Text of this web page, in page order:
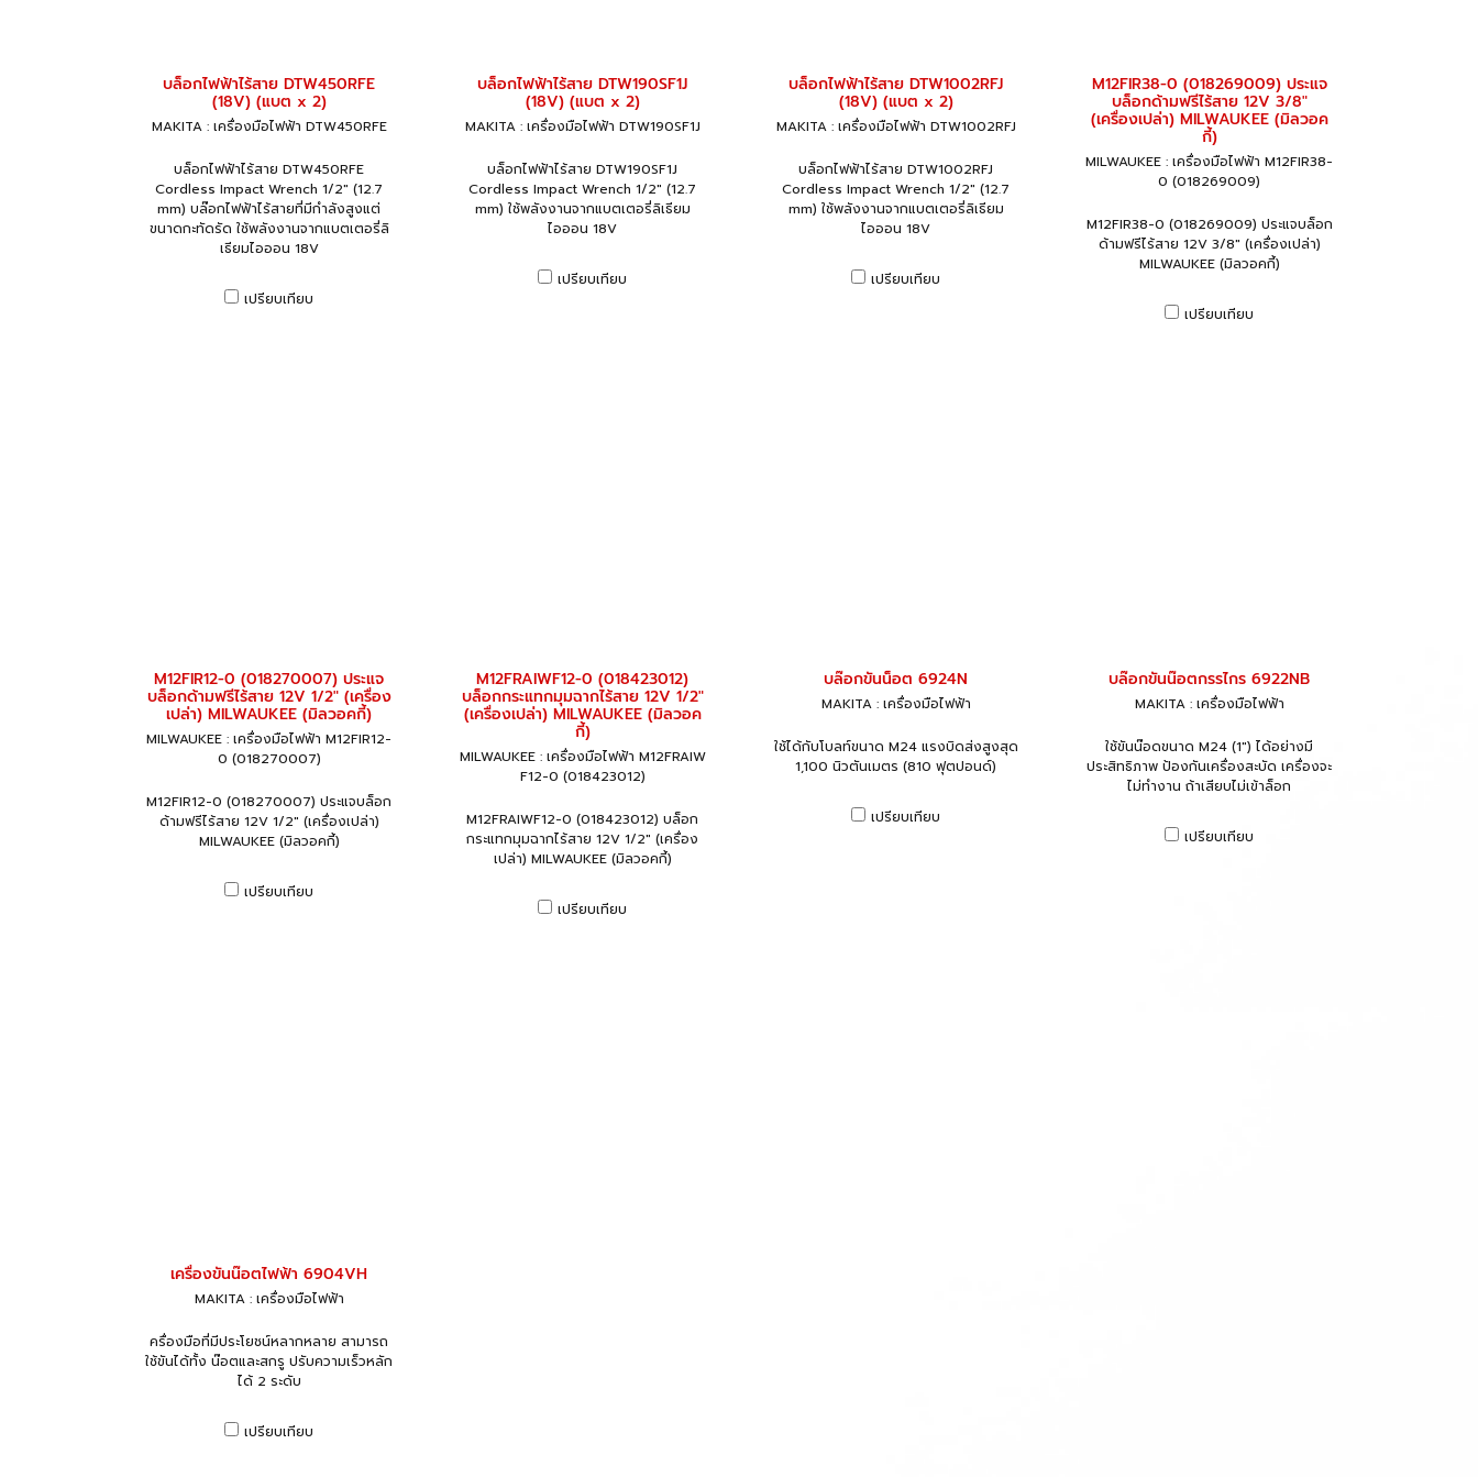
บล็อกไฟฟ้าไร้สาย DTW450RFE
(18V) (แบต x 2)
MAKITA : เครื่องมือไฟฟ้า DTW450RFE
บล็อกไฟฟ้าไร้สาย DTW450RFE
Cordless Impact Wrench 1/2" (12.7
mm) บล๊อกไฟฟ้าไร้สายที่มีกำลังสูงแต่
ขนาดกะทัดรัด ใช้พลังงานจากแบตเตอรี่ลิ
เธียมไอออน 18V
เปรียบเทียบ
บล็อกไฟฟ้าไร้สาย DTW190SF1J
(18V) (แบต x 2)
MAKITA : เครื่องมือไฟฟ้า DTW190SF1J
บล็อกไฟฟ้าไร้สาย DTW190SF1J
Cordless Impact Wrench 1/2" (12.7
mm) ใช้พลังงานจากแบตเตอรี่ลิเธียม
ไอออน 18V
เปรียบเทียบ
บล็อกไฟฟ้าไร้สาย DTW1002RFJ
(18V) (แบต x 2)
MAKITA : เครื่องมือไฟฟ้า DTW1002RFJ
บล็อกไฟฟ้าไร้สาย DTW1002RFJ
Cordless Impact Wrench 1/2" (12.7
mm) ใช้พลังงานจากแบตเตอรี่ลิเธียม
ไอออน 18V
เปรียบเทียบ
M12FIR38-0 (018269009) ประแจ
บล็อกด้ามฟรีไร้สาย 12V 3/8"
(เครื่องเปล่า) MILWAUKEE (มิลวอค
กี้)
MILWAUKEE : เครื่องมือไฟฟ้า M12FIR38-
0 (018269009)
M12FIR38-0 (018269009) ประแจบล็อก
ด้ามฟรีไร้สาย 12V 3/8" (เครื่องเปล่า)
MILWAUKEE (มิลวอคกี้)
เปรียบเทียบ
M12FIR12-0 (018270007) ประแจ
บล็อกด้ามฟรีไร้สาย 12V 1/2" (เครื่อง
เปล่า) MILWAUKEE (มิลวอคกี้)
MILWAUKEE : เครื่องมือไฟฟ้า M12FIR12-
0 (018270007)
M12FIR12-0 (018270007) ประแจบล็อก
ด้ามฟรีไร้สาย 12V 1/2" (เครื่องเปล่า)
MILWAUKEE (มิลวอคกี้)
เปรียบเทียบ
M12FRAIWF12-0 (018423012)
บล็อกกระแทกมุมฉากไร้สาย 12V 1/2"
(เครื่องเปล่า) MILWAUKEE (มิลวอค
กี้)
MILWAUKEE : เครื่องมือไฟฟ้า M12FRAIW
F12-0 (018423012)
M12FRAIWF12-0 (018423012) บล็อก
กระแทกมุมฉากไร้สาย 12V 1/2" (เครื่อง
เปล่า) MILWAUKEE (มิลวอคกี้)
เปรียบเทียบ
บล๊อกขันน็อต 6924N
MAKITA : เครื่องมือไฟฟ้า
ใช้ได้กับโบลท์ขนาด M24 แรงบิดส่งสูงสุด
1,100 นิวตันเมตร (810 ฟุตปอนด์)
เปรียบเทียบ
บล๊อกขันน๊อตกรรไกร 6922NB
MAKITA : เครื่องมือไฟฟ้า
ใช้ขันน๊อดขนาด M24 (1") ได้อย่างมี
ประสิทธิภาพ ป้องกันเครื่องสะบัด เครื่องจะ
ไม่ทำงาน ถ้าเสียบไม่เข้าล็อก
เปรียบเทียบ
เครื่องขันน๊อตไฟฟ้า 6904VH
MAKITA : เครื่องมือไฟฟ้า
ครื่องมือที่มีประโยชน์หลากหลาย สามารถ
ใช้ขันได้ทั้ง น๊อตและสกรู ปรับความเร็วหลัก
ได้ 2 ระดับ
เปรียบเทียบ